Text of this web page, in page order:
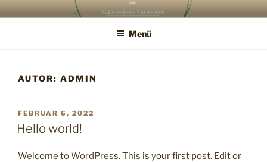
Zum
InhaltNATURFRISEUR –
SCHNITTKUNST ALEXANDRA
Menü
AUTOR: ADMIN
VERÖFFENTLICHT
AM
FEBRUAR 6, 2022
Hello world!
Welcome to WordPress. This is your first post. Edit or